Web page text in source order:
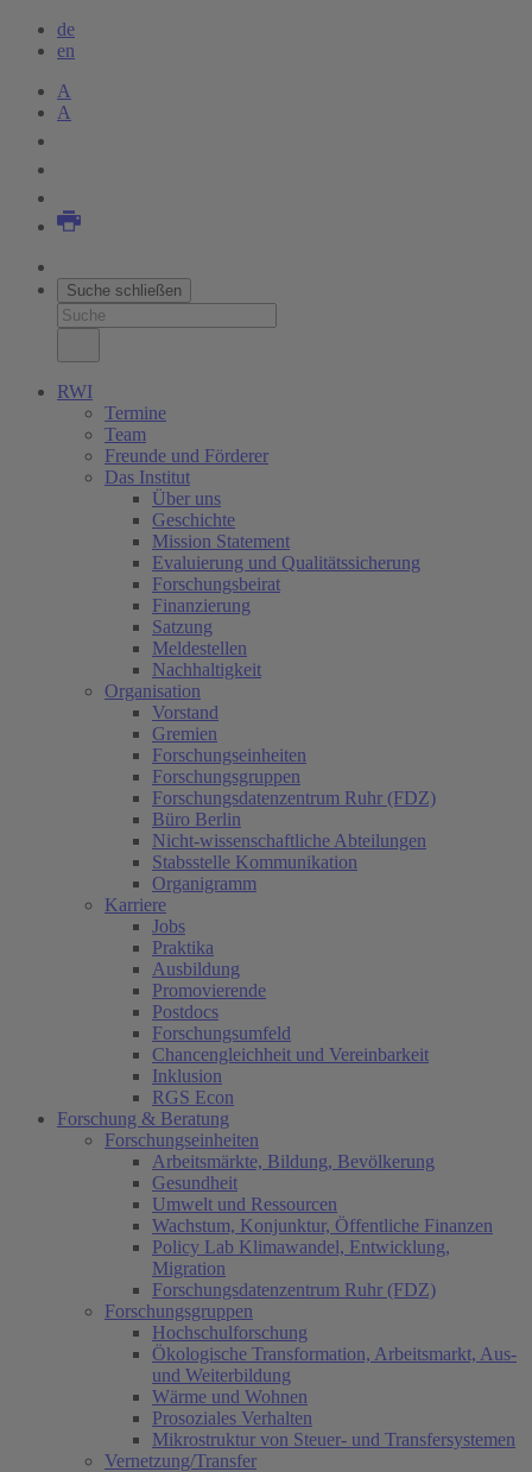
de
en
A
A
Suche schließen
RWI
Termine
Team
Freunde und Förderer
Das Institut
Über uns
Geschichte
Mission Statement
Evaluierung und Qualitätssicherung
Forschungsbeirat
Finanzierung
Satzung
Meldestellen
Nachhaltigkeit
Organisation
Vorstand
Gremien
Forschungseinheiten
Forschungsgruppen
Forschungsdatenzentrum Ruhr (FDZ)
Büro Berlin
Nicht-wissenschaftliche Abteilungen
Stabsstelle Kommunikation
Organigramm
Karriere
Jobs
Praktika
Ausbildung
Promovierende
Postdocs
Forschungsumfeld
Chancengleichheit und Vereinbarkeit
Inklusion
RGS Econ
Forschung & Beratung
Forschungseinheiten
Arbeitsmärkte, Bildung, Bevölkerung
Gesundheit
Umwelt und Ressourcen
Wachstum, Konjunktur, Öffentliche Finanzen
Policy Lab Klimawandel, Entwicklung,
Migration
Forschungsdatenzentrum Ruhr (FDZ)
Forschungsgruppen
Hochschulforschung
Ökologische Transformation, Arbeitsmarkt, Aus-
und Weiterbildung
Wärme und Wohnen
Prosoziales Verhalten
Mikrostruktur von Steuer- und Transfersystemen
Vernetzung/Transfer